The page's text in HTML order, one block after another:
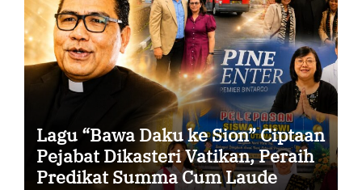
Lagu “Bawa Daku ke Sion” Ciptaan
Pejabat Dikasteri Vatikan, Peraih
Predikat Summa Cum Laude